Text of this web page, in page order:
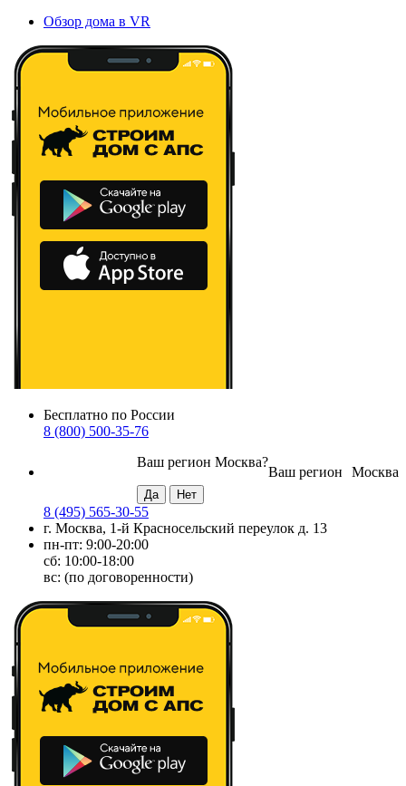
Обзор дома в VR
Бесплатно по России
8 (800) 500-35-76
Москва
Ваш регион
Ваш регион Москва?
8 (495) 565-30-55
г. Москва, 1-й Красносельский переулок д. 13
пн-пт: 9:00-20:00
сб: 10:00-18:00
вс: (по договоренности)